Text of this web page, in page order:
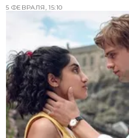
5 ФЕВРАЛЯ, 15:10